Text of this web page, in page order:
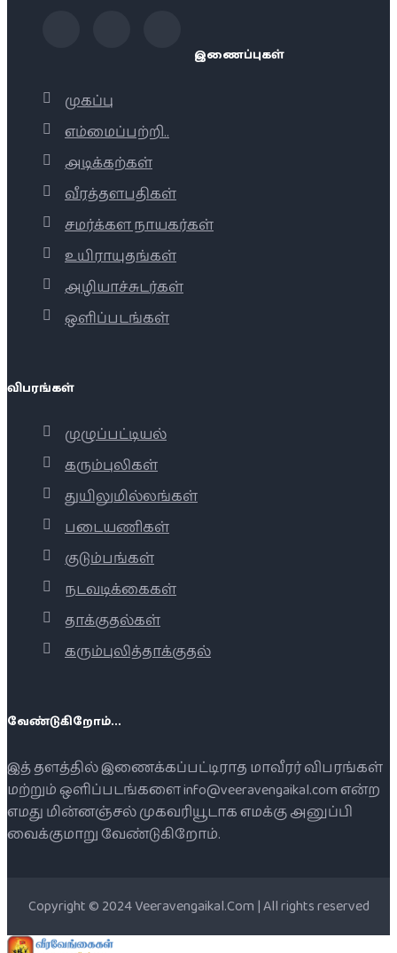
இணைப்புகள்
முகப்பு
எம்மைப்பற்றி..
அடிக்கற்கள்
வீரத்தளபதிகள்
சமர்க்கள நாயகர்கள்
உயிராயுதங்கள்
அழியாச்சுடர்கள்
ஒளிப்படங்கள்
விபரங்கள்
முழுப்பட்டியல்
கரும்புலிகள்
துயிலுமில்லங்கள்
படையணிகள்
குடும்பங்கள்
நடவடிக்கைகள்
தாக்குதல்கள்
கரும்புலித்தாக்குதல்
வேண்டுகிறோம்...
இத் தளத்தில் இணைக்கப்பட்டிராத மாவீரர் விபரங்கள்
மற்றும் ஒளிப்படங்களை info@veeravengaikal.com என்ற
எமது மின்னஞ்சல் முகவரியூடாக எமக்கு அனுப்பி
வைக்குமாறு வேண்டுகிறோம்.
Copyright © 2024 Veeravengaikal.Com | All rights reserved